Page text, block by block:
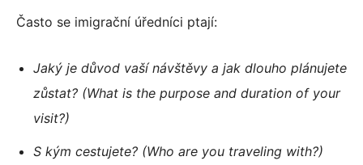
Často se imigrační úředníci ptají:
Jaký je důvod vaší návštěvy a jak dlouho plánujete
zůstat? (What is the purpose and duration of your
visit?)
S kým cestujete? (Who are you traveling with?)